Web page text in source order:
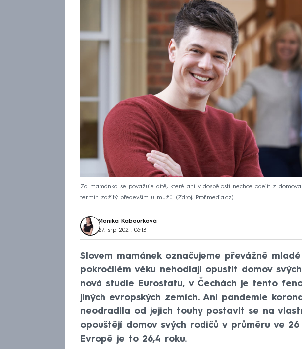
Za mamánka se považuje dítě, které ani v dospělosti nechce odejít z
termín zažitý především u mužů.
Zdroj: Profimedia.cz
Monika Kabourková
27. srp 2021, 06:13
Slovem mamánek označujeme převážně
pokročilém věku nehodlají opustit domov
nová studie Eurostatu, v Čechách je tento
jiných evropských zemích. Ani pandemie
neodradila od jejich touhy postavit se na
opouštějí domov svých rodičů v průměru ve
Evropě je to 26,4 roku.